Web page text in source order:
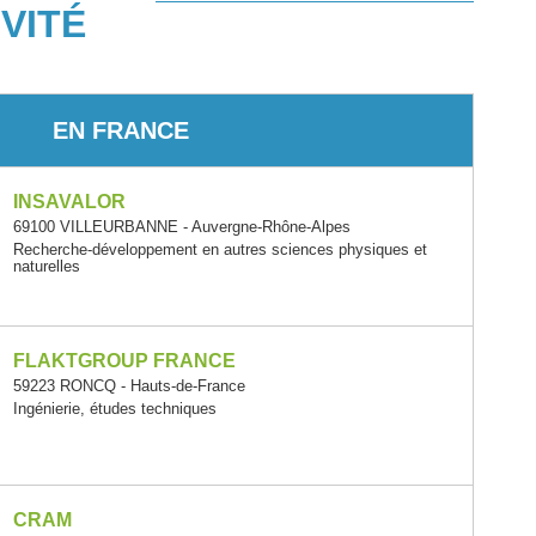
EN FRANCE
INSAVALOR
69100 VILLEURBANNE - Auvergne-Rhône-Alpes
Recherche-développement en autres sciences physiques et
naturelles
FLAKTGROUP FRANCE
59223 RONCQ - Hauts-de-France
Ingénierie, études techniques
CRAM